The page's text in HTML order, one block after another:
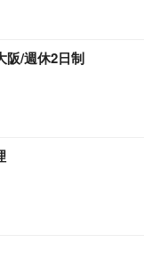
阪/週休2日制